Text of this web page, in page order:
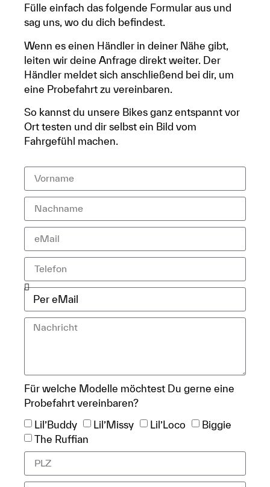
Fülle einfach das folgende Formular aus und
sag uns, wo du dich befindest.
Wenn es einen Händler in deiner Nähe gibt,
leiten wir deine Anfrage direkt weiter. Der
Händler meldet sich anschließend bei dir, um
eine Probefahrt zu vereinbaren.
So kannst du unsere Bikes ganz entspannt vor
Ort testen und dir selbst ein Bild vom
Fahrgefühl machen.
Für welche Modelle möchtest Du gerne eine
Probefahrt vereinbaren?
Lil’Buddy
Lil’Missy Lil’Loco
Biggie
The Ruffian